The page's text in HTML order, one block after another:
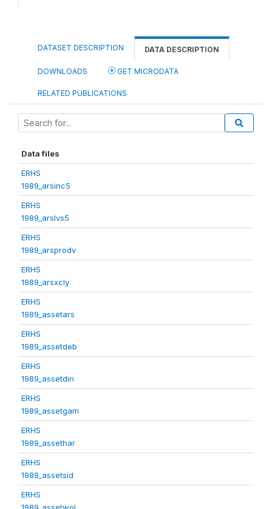
DATASET DESCRIPTION DATA DESCRIPTION
DOWNLOADS GET MICRODATA
RELATED PUBLICATIONS
Data files
ERHS
1989_arsinc5
ERHS
1989_arslvs5
ERHS
1989_arsprodv
ERHS
1989_arsxcly
ERHS
1989_assetars
ERHS
1989_assetdeb
ERHS
1989_assetdin
ERHS
1989_assetgam
ERHS
1989_assethar
ERHS
1989_assetsid
ERHS
1989_assetwol